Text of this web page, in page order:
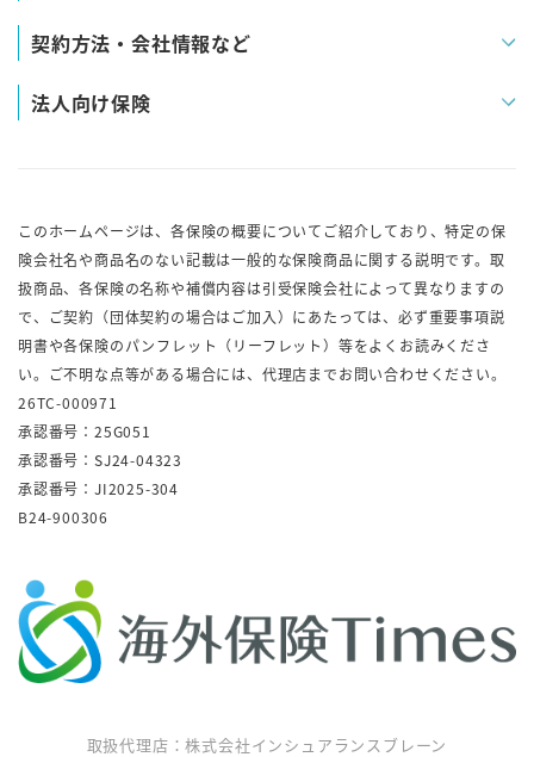
契約方法・会社情報など
法人向け保険
このホームページは、各保険の概要についてご紹介しており、特定の保
険会社名や商品名のない記載は一般的な保険商品に関する説明です。取
扱商品、各保険の名称や補償内容は引受保険会社によって異なりますの
で、ご契約（団体契約の場合はご加入）にあたっては、必ず重要事項説
明書や各保険のパンフレット（リーフレット）等をよくお読みくださ
い。ご不明な点等がある場合には、代理店までお問い合わせください。
26TC-000971
承認番号：25G051
承認番号：SJ24-04323
承認番号：JI2025-304
B24-900306
取扱代理店：株式会社インシュアランスブレーン